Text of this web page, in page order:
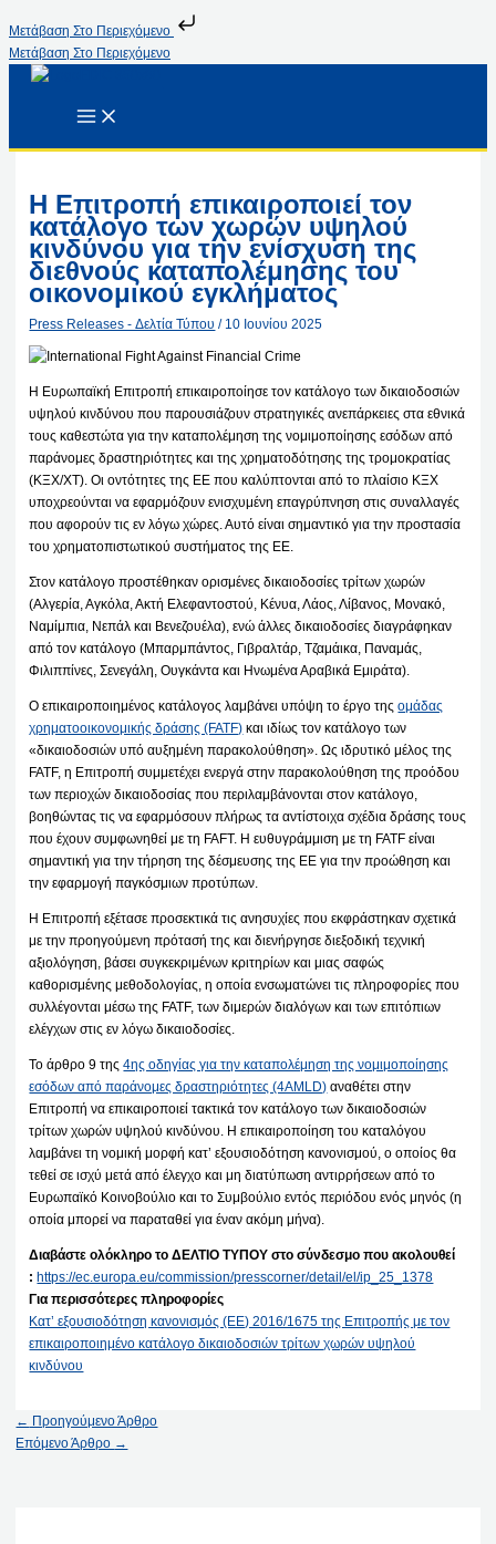
Μετάβαση Στο Περιεχόμενο
Μετάβαση Στο Περιεχόμενο
Η Επιτροπή επικαιροποιεί τον
κατάλογο των χωρών υψηλού
κινδύνου για την ενίσχυση της
διεθνούς καταπολέμησης του
οικονομικού εγκλήματος
Press Releases - Δελτία Τύπου / 10 Ιουνίου 2025
Η Ευρωπαϊκή Επιτροπή επικαιροποίησε τον κατάλογο των δικαιοδοσιών
υψηλού κινδύνου που παρουσιάζουν στρατηγικές ανεπάρκειες στα εθνικά
τους καθεστώτα για την καταπολέμηση της νομιμοποίησης εσόδων από
παράνομες δραστηριότητες και της χρηματοδότησης της τρομοκρατίας
(ΚΞΧ/ΧΤ). Οι οντότητες της ΕΕ που καλύπτονται από το πλαίσιο ΚΞΧ
υποχρεούνται να εφαρμόζουν ενισχυμένη επαγρύπνηση στις συναλλαγές
που αφορούν τις εν λόγω χώρες. Αυτό είναι σημαντικό για την προστασία
του χρηματοπιστωτικού συστήματος της ΕΕ.
Στον κατάλογο προστέθηκαν ορισμένες δικαιοδοσίες τρίτων χωρών
(Αλγερία, Αγκόλα, Ακτή Ελεφαντοστού, Κένυα, Λάος, Λίβανος, Μονακό,
Ναμίμπια, Νεπάλ και Βενεζουέλα), ενώ άλλες δικαιοδοσίες διαγράφηκαν
από τον κατάλογο (Μπαρμπάντος, Γιβραλτάρ, Τζαμάικα, Παναμάς,
Φιλιππίνες, Σενεγάλη, Ουγκάντα και Ηνωμένα Αραβικά Εμιράτα).
Ο επικαιροποιημένος κατάλογος λαμβάνει υπόψη το έργο τηςομάδας
χρηματοοικονομικής δράσης (FATF) και ιδίως τον κατάλογο των
«δικαιοδοσιών υπό αυξημένη παρακολούθηση». Ως ιδρυτικό μέλος της
FATF, η Επιτροπή συμμετέχει ενεργά στην παρακολούθηση της προόδου
των περιοχών δικαιοδοσίας που περιλαμβάνονται στον κατάλογο,
βοηθώντας τις να εφαρμόσουν πλήρως τα αντίστοιχα σχέδια δράσης τους
που έχουν συμφωνηθεί με τη FAFT. Η ευθυγράμμιση με τη FATF είναι
σημαντική για την τήρηση της δέσμευσης της ΕΕ για την προώθηση και
την εφαρμογή παγκόσμιων προτύπων.
Η Επιτροπή εξέτασε προσεκτικά τις ανησυχίες που εκφράστηκαν σχετικά
με την προηγούμενη πρότασή της και διενήργησε διεξοδική τεχνική
αξιολόγηση, βάσει συγκεκριμένων κριτηρίων και μιας σαφώς
καθορισμένης μεθοδολογίας, η οποία ενσωματώνει τις πληροφορίες που
συλλέγονται μέσω της FATF, των διμερών διαλόγων και των επιτόπιων
ελέγχων στις εν λόγω δικαιοδοσίες.
Το άρθρο 9 της4ης οδηγίας για την καταπολέμηση της νομιμοποίησης
εσόδων από παράνομες δραστηριότητες (4AMLD) αναθέτει στην
Επιτροπή να επικαιροποιεί τακτικά τον κατάλογο των δικαιοδοσιών
τρίτων χωρών υψηλού κινδύνου. Η επικαιροποίηση του καταλόγου
λαμβάνει τη νομική μορφή κατ’ εξουσιοδότηση κανονισμού, ο οποίος θα
τεθεί σε ισχύ μετά από έλεγχο και μη διατύπωση αντιρρήσεων από το
Ευρωπαϊκό Κοινοβούλιο και το Συμβούλιο εντός περιόδου ενός μηνός (η
οποία μπορεί να παραταθεί για έναν ακόμη μήνα).
Διαβάστε ολόκληρο το ΔΕΛΤΙΟ ΤΥΠΟΥ στο σύνδεσμο που ακολουθεί
: https://ec.europa.eu/commission/presscorner/detail/el/ip_25_1378
Για περισσότερες πληροφορίες
Κατ’ εξουσιοδότηση κανονισμός (ΕΕ) 2016/1675 της Επιτροπής με τον
επικαιροποιημένο κατάλογο δικαιοδοσιών τρίτων χωρών υψηλού
κινδύνου
← Προηγούμενο Άρθρο
Επόμενο Άρθρο →